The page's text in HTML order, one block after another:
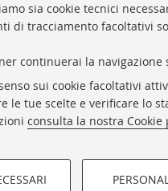
sia cookie tecnici
di tracciamento facoltativi
continuerai la navigazione
sui cookie facoltativi
le tue scelte e verificare lo
consulta la nostra Cookie
Citti
Pia Torricelli
Luigia Di Pumpo